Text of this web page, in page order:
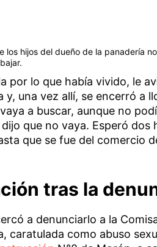
los hijos del dueño de la panadería
por lo que había vivido, le
y, una vez allí, se encerró a
a buscar, aunque no
que no vaya. Esperó
que se fue del comercio
tras la
a denunciarlo a la
caratulada como abuso